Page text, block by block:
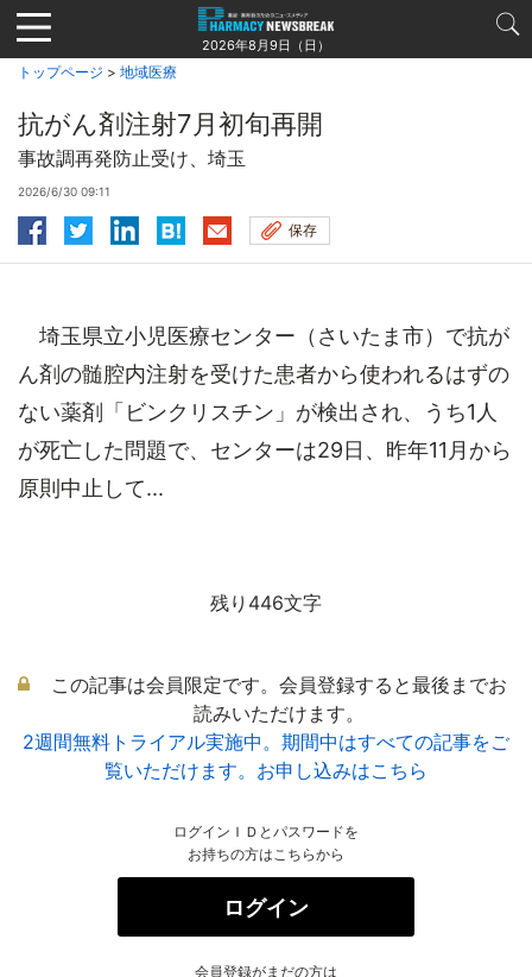
Jump
to
navigation
2026年8月9日（日）
トップページ > 地域医療
抗がん剤注射7月初旬再開
事故調再発防止受け、埼玉
2026/6/30 09:11
保存
埼玉県立小児医療センター（さいたま市）で抗が
ん剤の髄腔内注射を受けた患者から使われるはずの
ない薬剤「ビンクリスチン」が検出され、うち1人
が死亡した問題で、センターは29日、昨年11月から
原則中止して...
残り446文字
この記事は会員限定です。会員登録すると最後までお
読みいただけます。
2週間無料トライアル実施中。期間中はすべての記事をご
覧いただけます。お申し込みはこちら
ログインＩＤとパスワードを
お持ちの方はこちらから
ログイン
会員登録がまだの方は